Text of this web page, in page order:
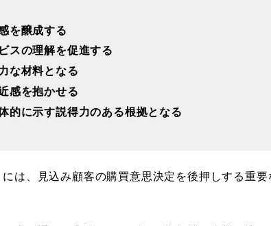
を醸成する
スの理解を促進する
な材料となる
感を抱かせる
的に示す説得力のある根拠となる
は、見込み顧客の購買意思決定を後押しする重要